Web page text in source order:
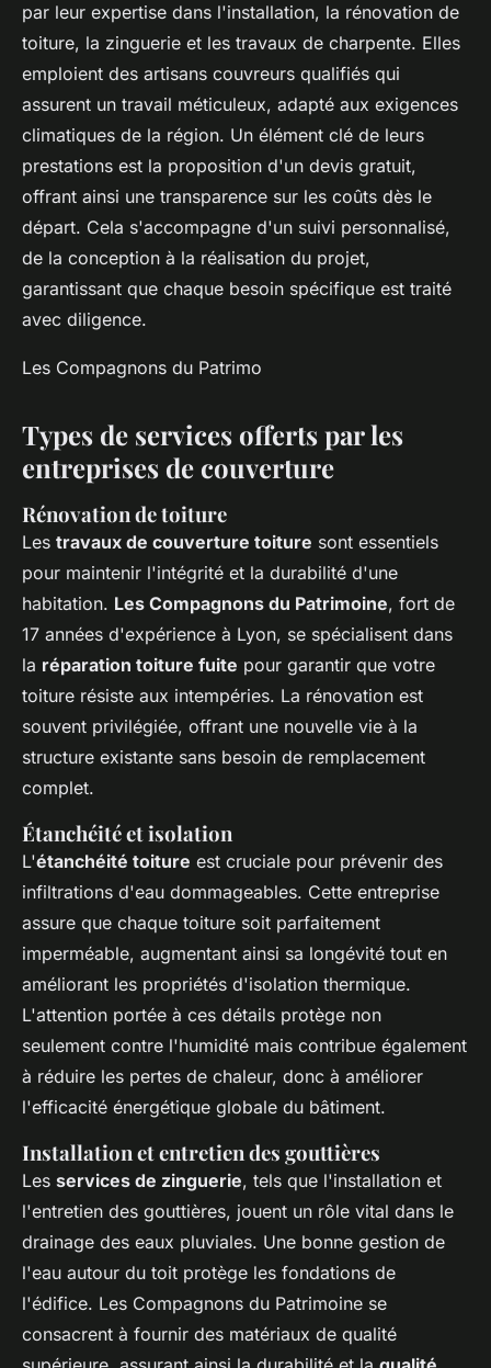
par leur expertise dans l'installation, la rénovation de
toiture, la zinguerie et les travaux de charpente. Elles
emploient des artisans couvreurs qualifiés qui
assurent un travail méticuleux, adapté aux exigences
climatiques de la région. Un élément clé de leurs
prestations est la proposition d'un devis gratuit,
offrant ainsi une transparence sur les coûts dès le
départ. Cela s'accompagne d'un suivi personnalisé,
de la conception à la réalisation du projet,
garantissant que chaque besoin spécifique est traité
avec diligence.
Les Compagnons du Patrimo
Types de services offerts par les
entreprises de couverture
Rénovation de toiture
Les travaux de couverture toiture sont essentiels
pour maintenir l'intégrité et la durabilité d'une
habitation. Les Compagnons du Patrimoine, fort de
17 années d'expérience à Lyon, se spécialisent dans
la réparation toiture fuite pour garantir que votre
toiture résiste aux intempéries. La rénovation est
souvent privilégiée, offrant une nouvelle vie à la
structure existante sans besoin de remplacement
complet.
Étanchéité et isolation
L'étanchéité toiture est cruciale pour prévenir des
infiltrations d'eau dommageables. Cette entreprise
assure que chaque toiture soit parfaitement
imperméable, augmentant ainsi sa longévité tout en
améliorant les propriétés d'isolation thermique.
L'attention portée à ces détails protège non
seulement contre l'humidité mais contribue également
à réduire les pertes de chaleur, donc à améliorer
l'efficacité énergétique globale du bâtiment.
Installation et entretien des gouttières
Les services de zinguerie, tels que l'installation et
l'entretien des gouttières, jouent un rôle vital dans le
drainage des eaux pluviales. Une bonne gestion de
l'eau autour du toit protège les fondations de
l'édifice. Les Compagnons du Patrimoine se
consacrent à fournir des matériaux de qualité